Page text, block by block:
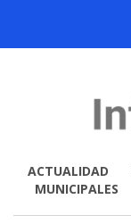
ACTUALIDAD
MUNICIPALES